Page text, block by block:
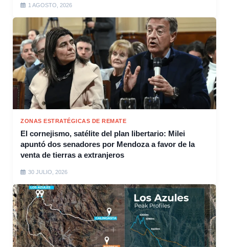
1 AGOSTO, 2026
ZONAS ESTRATÉGICAS DE REMATE
El cornejismo, satélite del plan libertario: Milei
apuntó dos senadores por Mendoza a favor de la
venta de tierras a extranjeros
30 JULIO, 2026